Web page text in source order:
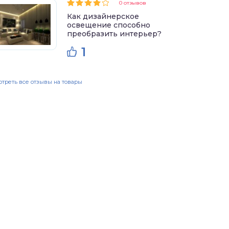
0 отзывов
Как дизайнерское
освещение способно
преобразить интерьер?
1
все отзывы на товары